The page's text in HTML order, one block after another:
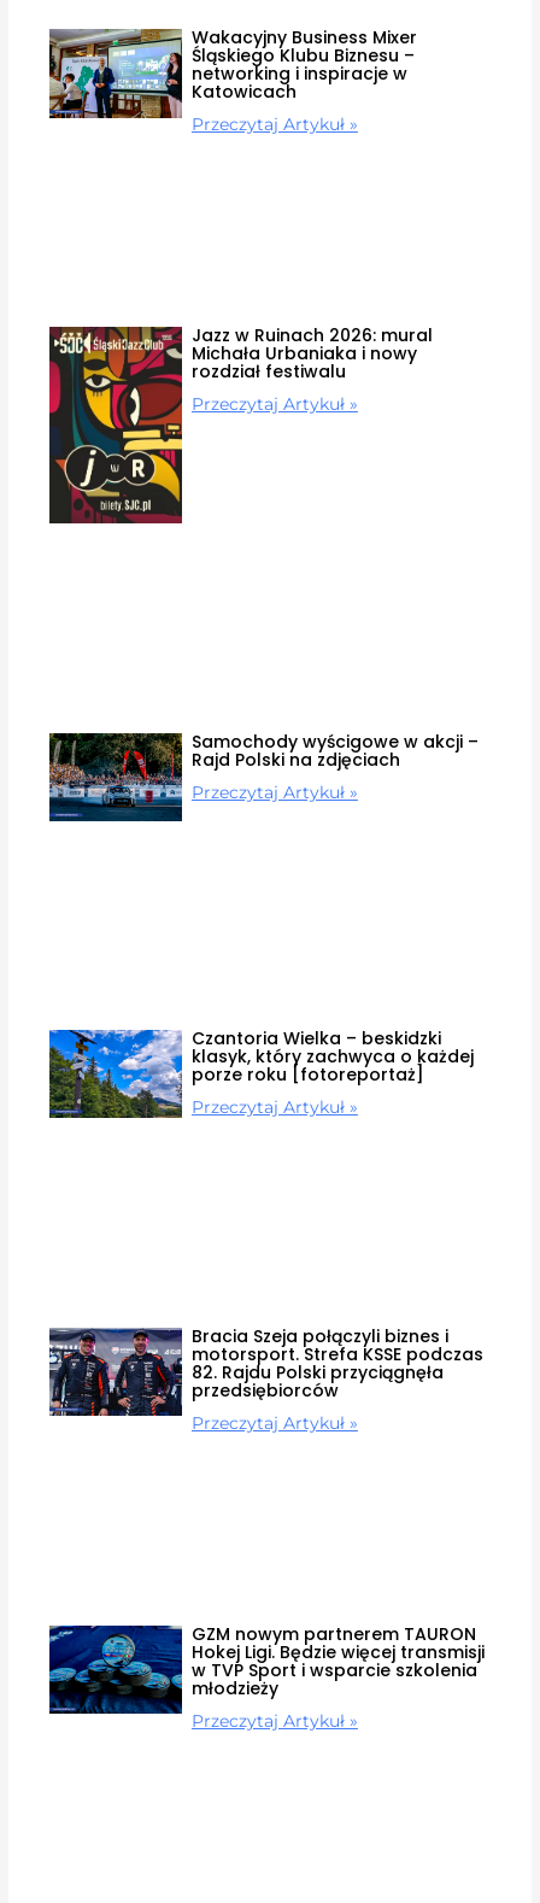
Wakacyjny Business Mixer
Śląskiego Klubu Biznesu –
networking i inspiracje w
Katowicach
Przeczytaj Artykuł »
Jazz w Ruinach 2026: mural
Michała Urbaniaka i nowy
rozdział festiwalu
Przeczytaj Artykuł »
Samochody wyścigowe w akcji –
Rajd Polski na zdjęciach
Przeczytaj Artykuł »
Czantoria Wielka – beskidzki
klasyk, który zachwyca o każdej
porze roku [fotoreportaż]
Przeczytaj Artykuł »
Bracia Szeja połączyli biznes i
motorsport. Strefa KSSE podczas
82. Rajdu Polski przyciągnęła
przedsiębiorców
Przeczytaj Artykuł »
GZM nowym partnerem TAURON
Hokej Ligi. Będzie więcej transmisji
w TVP Sport i wsparcie szkolenia
młodzieży
Przeczytaj Artykuł »